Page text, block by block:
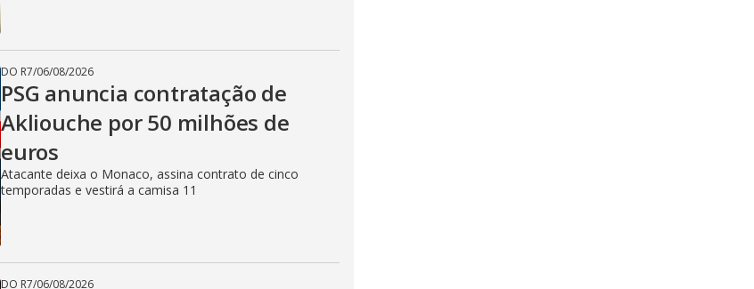
DO R7/06/08/2026
PSG anuncia contratação de
Akliouche por 50 milhões de
euros
Atacante deixa o Monaco, assina contrato de cinco
temporadas e vestirá a camisa 11
DO R7/06/08/2026